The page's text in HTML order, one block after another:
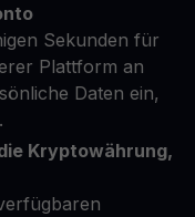
Sekunden für
Plattform an
Daten ein,
Kryptowährung,